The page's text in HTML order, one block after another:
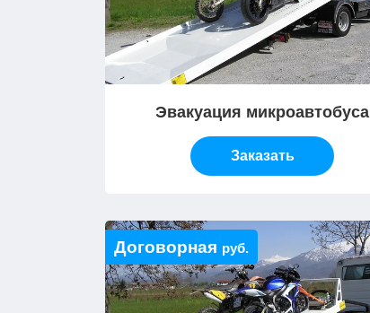
Эвакуация микроавтобуса
Заказать
Договорная руб.